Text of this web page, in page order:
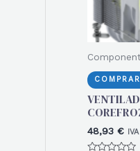
48,93 €